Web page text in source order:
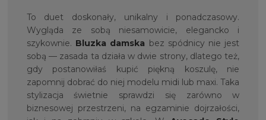
To duet doskonały, unikalny i ponadczasowy.
Wygląda ze sobą niesamowicie, elegancko i
szykownie. Bluzka damska bez spódnicy nie jest
sobą — zasada ta działa w dwie strony, dlatego też,
gdy postanowiłaś kupić piękną koszulę, nie
zapomnij dobrać do niej modelu midi lub maxi. Taka
stylizacja świetnie sprawdzi się zarówno w
biznesowej przestrzeni, na egzaminie dojrzałości,